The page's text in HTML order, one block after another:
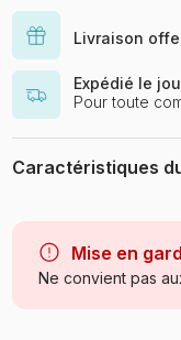
Livraison
Expédié le
Pour toute
Caractéristiques
Catégorie
Age
Mise en
Ne convient pas